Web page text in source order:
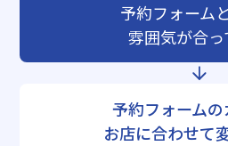
予約フォーム
雰囲気が合
予約フォーム
お店に合わせて